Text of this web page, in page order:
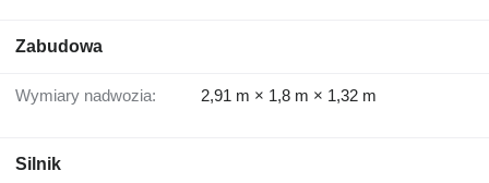
Zabudowa
Wymiary nadwozia: 2,91 m × 1,8 m × 1,32 m
Silnik